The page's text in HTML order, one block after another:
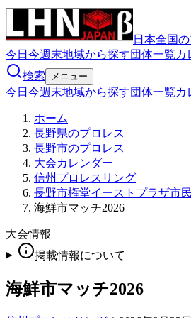
日本全国
今日 今週末地域から探す団体一覧カ
検索
メニュー
今日 今週末地域から探す団体一覧カ
ホーム
長野県のプロレス
長野市のプロレス
大会カレンダー
信州プロレスリング
長野市権堂イーストプラザ市
海鮮市マッチ2026
大会情報
掲載情報について
海鮮市マッチ2026